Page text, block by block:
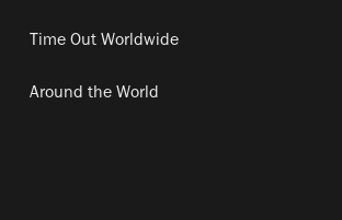
Time Out Worldwide
Around the World